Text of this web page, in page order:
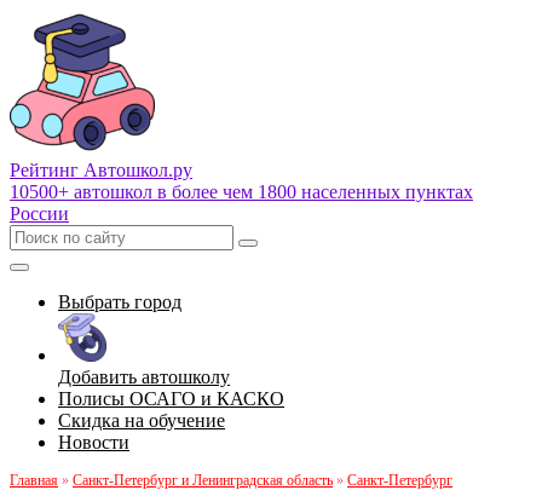
Рейтинг Автошкол.ру
10500+ автошкол в более чем 1800 населенных пунктах
России
Выбрать город
Добавить автошколу
Полисы ОСАГО и КАСКО
Скидка на обучение
Новости
Главная » Санкт-Петербург и Ленинградская область » Санкт-Петербург